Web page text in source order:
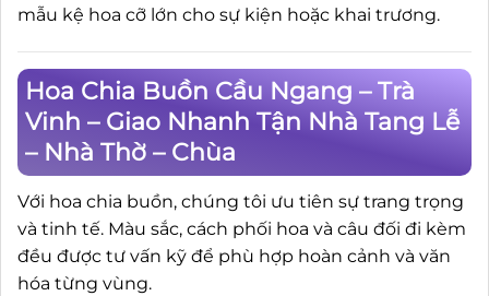
mẫu kệ hoa cỡ lớn cho sự kiện hoặc khai trương.
Hoa Chia Buồn Cầu Ngang – Trà
Vinh – Giao Nhanh Tận Nhà Tang Lễ
– Nhà Thờ – Chùa
Với hoa chia buồn, chúng tôi ưu tiên sự trang trọng
và tinh tế. Màu sắc, cách phối hoa và câu đối đi kèm
đều được tư vấn kỹ để phù hợp hoàn cảnh và văn
hóa từng vùng.